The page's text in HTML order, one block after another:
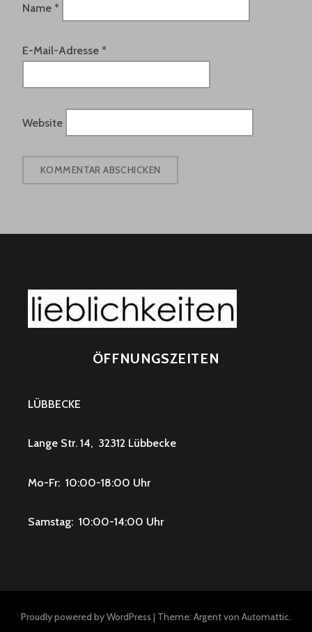
Name *
E-Mail-Adresse *
Website
ÖFFNUNGSZEITEN
LÜBBECKE
Lange Str. 14, 32312 Lübbecke
Mo-Fr: 10:00-18:00 Uhr
Samstag: 10:00-14:00 Uhr
Proudly powered by WordPress | Theme: Argent von Automattic.